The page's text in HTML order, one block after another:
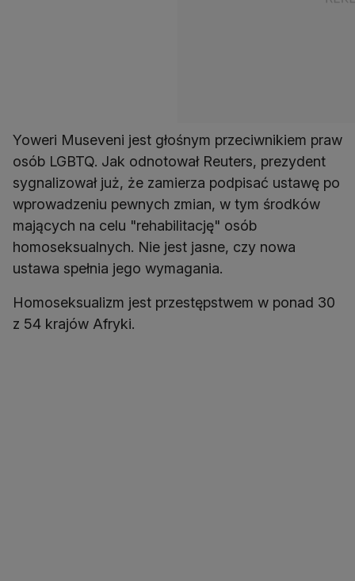
Yoweri Museveni jest głośnym przeciwnikiem praw
osób LGBTQ. Jak odnotował Reuters, prezydent
sygnalizował już, że zamierza podpisać ustawę po
wprowadzeniu pewnych zmian, w tym środków
mających na celu "rehabilitację" osób
homoseksualnych. Nie jest jasne, czy nowa
ustawa spełnia jego wymagania.
Homoseksualizm jest przestępstwem w ponad 30
z 54 krajów Afryki.